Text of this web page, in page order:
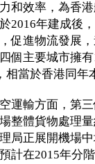
和效率，為香
2016年建成後
促進物流發展
個主要城市擁
相當於香港同年
輸方面，第三
整體貨物處理
局正展開機場
計在2015年分